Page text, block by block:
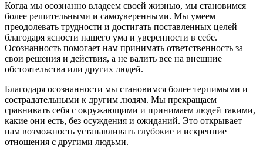
Когда мы осознанно владеем своей жизнью, мы становимся
более решительными и самоуверенными. Мы умеем
преодолевать трудности и достигать поставленных целей
благодаря ясности нашего ума и уверенности в себе.
Осознанность помогает нам принимать ответственность за
свои решения и действия, а не валить все на внешние
обстоятельства или других людей.
Благодаря осознанности мы становимся более терпимыми и
сострадательными к другим людям. Мы прекращаем
сравнивать себя с окружающими и принимаем людей такими,
какие они есть, без осуждения и ожиданий. Это открывает
нам возможность устанавливать глубокие и искренние
отношения с другими людьми.